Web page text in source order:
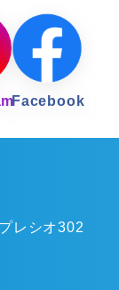
レシオ302